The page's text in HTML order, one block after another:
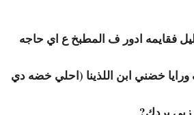
فقايمه ادور ف المطبخ ع اي حاجه
خضني ابن اللذينا (احلي خضه دي